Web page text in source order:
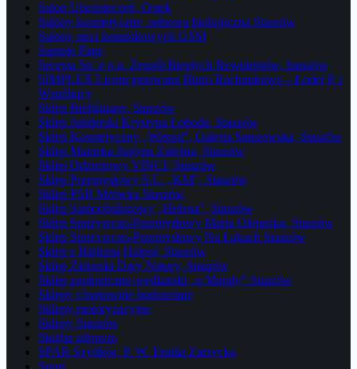
Salon Ubezpieczeń, Osiek
Salony kosmetyczne, odnowa biologiczna Staszów
Salony sieci komórkowych GSM
Sample Page
Secesja Sp. z o.o. Zespół Biegłych Rewidentów, Staszów
SIMPLEX Licencjonowane Biuro Rachunkowe – Łodej P. i
Wspólnicy
Sklep Bieliźniany, Staszów
Sklep Jubilerski Krystyna Łoboda, Staszów
Sklep Kosmetyczny „Wispol”, Galeria Staszowska, Staszów
Sklep Maraska Justyna Zaleśna, Staszów
Sklep Odzieżowy VINCI, Staszów
Sklep Przemysłowy S.C. „KM”, Staszów
Sklep PSB Mrówka Staszów
Sklep Samoobsługowy „Helena”, Staszów
Sklep Spożywczo-Przemysłowy Maria Olejarska, Staszów
Sklep Spożywczo-Przemysłowy Na Łąkach Staszów
Sklep z Bielizną Halpol, Staszów
Sklep Zielarski Dary Natury, Staszów
Sklep zoologiczno-wędkarski „u Magdy” Staszów
Sklepy i hurtownie budowlane
Sklepy motoryzacyjne
Sklepy Staszów
Służba zdrowia
SPAR Szydłów, P. W. Emilia Zarzycka
Sport